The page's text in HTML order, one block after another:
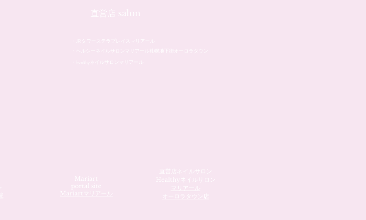
直営店 salon
Mariart
portal site
Mariartマリアール
直営店ネイルサロン
Healthyネイルサロン
マリアール
​オーロラタウン店